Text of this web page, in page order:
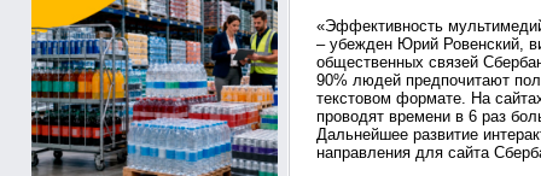
«Эффективность
– убежден Юрий Ровенский,
общественных связей
90% людей предпочитают
текстовом формате. На
проводят времени в 6 раз
Дальнейшее развитие
направления для сайта